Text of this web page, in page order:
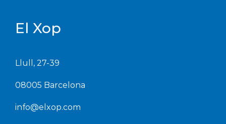
El Xop
Llull, 27-39
08005 Barcelona
info@elxop.com